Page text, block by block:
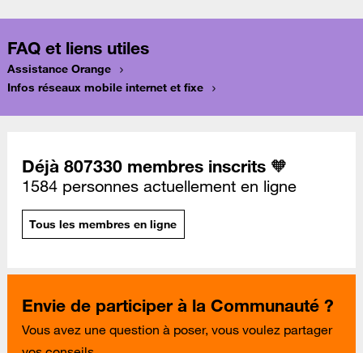
FAQ et liens utiles
Assistance Orange
Infos réseaux mobile internet et fixe
Déjà 807330 membres inscrits 🧡
1584 personnes actuellement en ligne
Tous les membres en ligne
Envie de participer à la Communauté ?
Vous avez une question à poser, vous voulez partager